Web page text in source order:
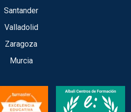
Santander
Valladolid
Zaragoza
Murcia